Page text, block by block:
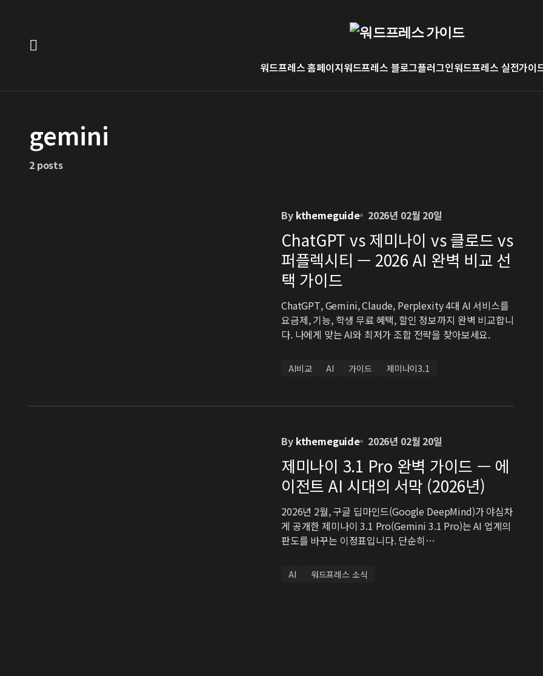
워드프레스 홈페이지워드프레스 블로그플러그인워드프레스 실전가이
gemini
2 posts
By kthemeguide 2026년 02월 20일
ChatGPT vs 제미나이 vs 클로드 vs
퍼플렉시티 — 2026 AI 완벽 비교 선
택 가이드
ChatGPT, Gemini, Claude, Perplexity 4대 AI 서비스를
요금제, 기능, 학생 무료 혜택, 할인 정보까지 완벽 비교합니
다. 나에게 맞는 AI와 최저가 조합 전략을 찾아보세요.
AI비교 AI 가이드 제미나이3.1
By kthemeguide 2026년 02월 20일
제미나이 3.1 Pro 완벽 가이드 — 에
이전트 AI 시대의 서막 (2026년)
2026년 2월, 구글 딥마인드(Google DeepMind)가 야심차
게 공개한 제미나이 3.1 Pro(Gemini 3.1 Pro)는 AI 업계의
판도를 바꾸는 이정표입니다. 단순히…
AI 워드프레스 소식